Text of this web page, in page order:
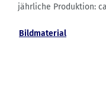
jährliche Produktion:
Bildmaterial